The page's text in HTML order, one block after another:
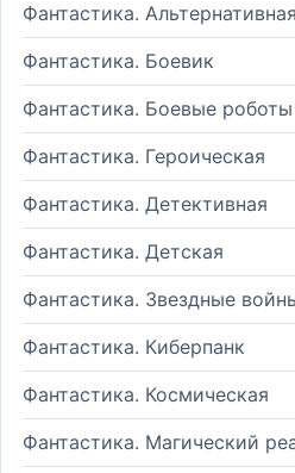
Фантастика.
Фантастика. Боевик
Фантастика. Боевые роботы
Фантастика. Героическая
Фантастика. Детективная
Фантастика. Детская
Фантастика. Звездные
Фантастика. Киберпанк
Фантастика. Космическая
Фантастика. Магический